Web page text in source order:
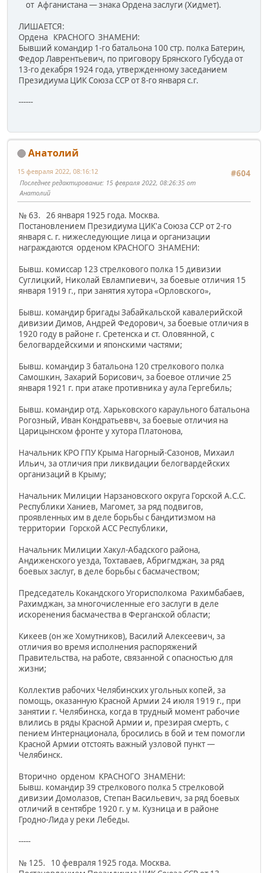
от Афганистана — знака Ордена заслуги (Хидмет).
ЛИШАЕТСЯ:
Ордена КРАСНОГО ЗНАМЕНИ:
Бывший командир 1-го батальона 100 стр. полка Батерин,
Федор Лаврентьевич, по приговору Брянского Губсуда от
13-го декабря 1924 года, утвержденному заседанием
Президиума ЦИК Союза ССР от 8-го января с.г.
------
Анатолий
#604
15 февраля 2022, 08:16:12
Последнее редактирование: 15 февраля 2022, 08:26:35 от
Анатолий
№ 63. 26 января 1925 года. Москва.
Постановлением Президиума ЦИК'а Союза ССР от 2-го
января с. г. нижеследующие лица и организации
награждаются орденом КРАСНОГО ЗНАМЕНИ:
Бывш. комиссар 123 стрелкового полка 15 дивизии
Суглицкий, Николай Евлампиевич, за боевые отличия 15
января 1919 г., при занятия хутора «Орловского»,
Бывш. командир бригады Забайкальской кавалерийской
дивизии Димов, Андрей Федорович, за боевые отличия в
1920 году в районе г. Сретенска и ст. Оловянной, с
белогвардейскими и японскими частями;
Бывш. командир 3 батальона 120 стрелкового полка
Самошкин, Захарий Борисович, за боевое отличие 25
января 1921 г. при атаке противника у аула Гергебиль;
Бывш. командир отд. Харьковского караульного батальона
Рогозный, Иван Кондратьеввч, за боевые отличия на
Царицынском фронте у хутора Платонова,
Начальник КРО ГПУ Крыма Нагорный-Сазонов, Михаил
Ильич, за отличия при ликвидации белогвардейских
организаций в Крыму;
Начальник Милиции Нарзановского округа Горской A.С.С.
Республики Ханиев, Магомет, за ряд подвигов,
проявленных им в деле борьбы с бандитизмом на
территории Горской AСС Республики,
Начальник Милиции Хакул-Абадского района,
Андиженского уезда, Тохтаваев, Абригмджан, за ряд
боевых заслуг, в деле борьбы с басмачеством;
Председатель Кокандского Угорисполкома Рахимбабаев,
Рахимджан, за многочисленные его заслуги в деле
искоренения басмачества в Ферганской области;
Кикеев (он же Хомутников), Василий Алексеевич, за
отличия во время исполнения распоряжений
Правительства, на работе, связанной с опасностью для
жизни;
Коллектив рабочих Челябинских угольных копей, за
помощь, оказанную Красной Армии 24 июля 1919 г., при
занятии г. Челябинска, когда в трудный момент рабочие
влились в ряды Красной Армии и, презирая смерть, с
пением Интернационала, бросились в бой и тем помогли
Красной Армии отстоять важный узловой пункт —
Челябинск.
Вторично орденом КРАСНОГО ЗНАМЕНИ:
Бывш. командир 39 стрелкового полка 5 стрелковой
дивизии Домолазов, Степан Васильевич, за ряд боевых
отличий в сентябре 1920 г. у м. Кузница и в районе
Гродно-Лида у реки Лебеды.
-----
№ 125. 10 февраля 1925 года. Москва.